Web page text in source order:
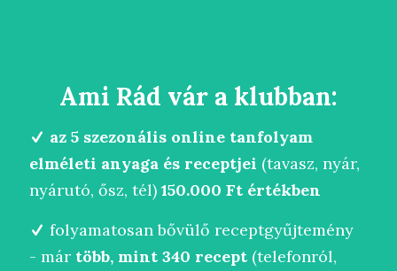
Ami Rád vár a klubban:
az 5 szezonális online tanfolyam
elméleti anyaga és receptjei (tavasz, nyár,
nyárutó, ősz, tél) 150.000 Ft értékben
folyamatosan bővülő receptgyűjtemény
- már több, mint 340 recept (telefonról,